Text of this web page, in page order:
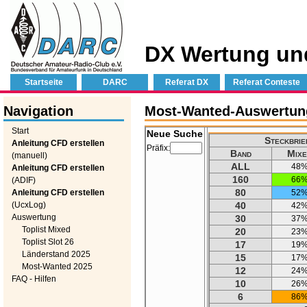
DX Wertung
Startseite DARC Referat DX Referat Conteste
Navigation
Start
Anleitung CFD erstellen
(manuell)
Anleitung CFD erstellen
(ADIF)
Anleitung CFD erstellen
(UcxLog)
Auswertung
Toplist Mixed
Toplist Slot 26
Länderstand 2025
Most-Wanted 2025
FAQ - Hilfen
Most-Wanted-
Neue Suche
Präfix:
Band
ALL
160
80
40
30
20
17
15
12
10
6